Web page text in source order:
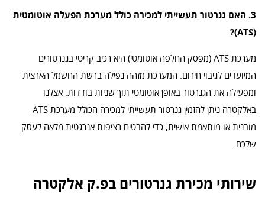
3. האם גנרטור תעשייתי למכירה כולל מערכת הפעלה אוטומטית
(ATS)?
מערכת ATS (מפסק החלפה אוטומטי) היא רכיב קריטי בגנרטורים
המיועדים לגיבוי חירום. המערכת מזהה נפילה ברשת החשמל הארצית
ומפעילה את הגנרטור באופן אוטומטי תוך שניות בודדות. אצלנו
באלקטרה ניתן להזמין גנרטור תעשייתי למכירה הכולל מערכת ATS
מובנית או מותאמת אישית, כדי להבטיח רציפות אנרגטית מלאה לעסק
שלכם.
שירותי מכירת גנרטורים בפ.ק אלקטרה